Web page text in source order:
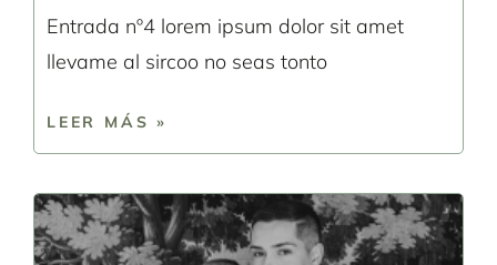
Entrada nº4 lorem ipsum dolor sit amet
llevame al sircoo no seas tonto
LEER MÁS »